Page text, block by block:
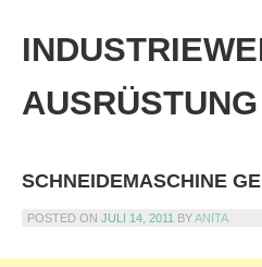
content
AUSRÜSTUNG
SCHNEIDEMASCHINE
POSTED ON JULI 14, 2011 BYANITA